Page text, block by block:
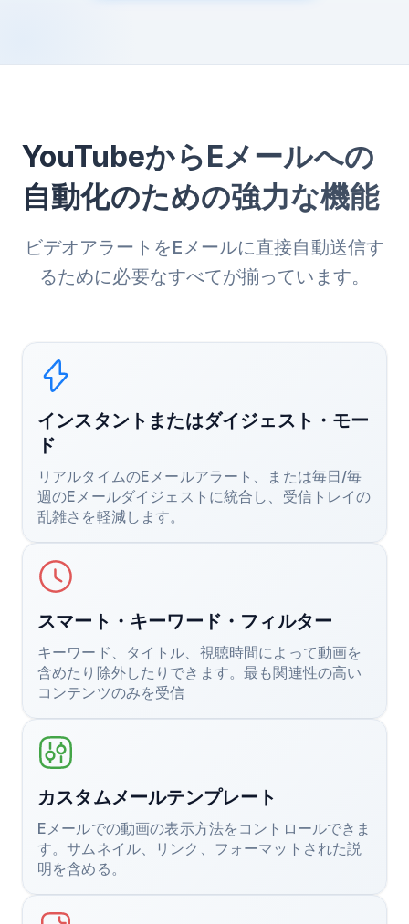
YouTubeからEメールへの
自動化のための強力な機能
ビデオアラートをEメールに直接自動送信す
るために必要なすべてが揃っています。
インスタントまたはダイジェスト・モー
ド
リアルタイムのEメールアラート、または毎日/毎
週のEメールダイジェストに統合し、受信トレイの
乱雑さを軽減します。
スマート・キーワード・フィルター
キーワード、タイトル、視聴時間によって動画を
含めたり除外したりできます。最も関連性の高い
コンテンツのみを受信
カスタムメールテンプレート
Eメールでの動画の表示方法をコントロールできま
す。サムネイル、リンク、フォーマットされた説
明を含める。